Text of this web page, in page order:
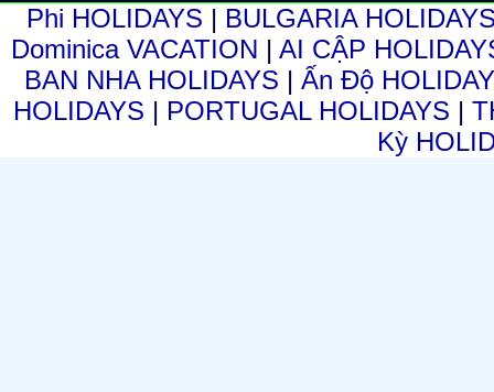
Phi HOLIDAYS | BULGARIA
Dominica VACATION | AI CẬP
BAN NHA HOLIDAYS | Ấn Độ
HOLIDAYS | PORTUGAL HOLIDAYS |
Kỳ